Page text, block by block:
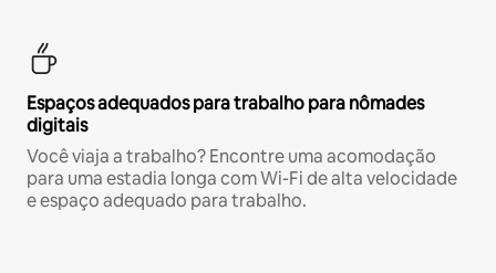
Espaços adequados para trabalho para nômades
digitais
Você viaja a trabalho? Encontre uma acomodação
para uma estadia longa com Wi-Fi de alta velocidade
e espaço adequado para trabalho.